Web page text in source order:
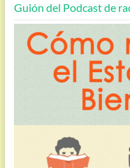
Guión del Podcast de